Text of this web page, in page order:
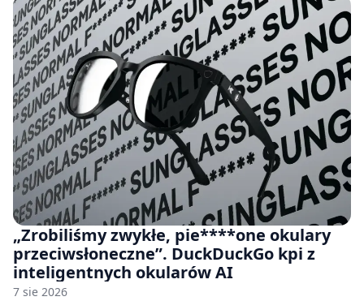
„Zrobiliśmy zwykłe, pie****one okulary
przeciwsłoneczne”. DuckDuckGo kpi z
inteligentnych okularów AI
7 sie 2026